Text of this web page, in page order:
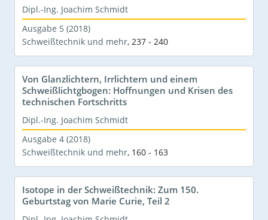
Dipl.-Ing. Joachim Schmidt
Ausgabe 5 (2018)
Schweißtechnik und mehr, 237 - 240
Von Glanzlichtern, Irrlichtern und einem
Schweißlichtgbogen: Hoffnungen und Krisen des
technischen Fortschritts
Dipl.-Ing. Joachim Schmidt
Ausgabe 4 (2018)
Schweißtechnik und mehr, 160 - 163
Isotope in der Schweißtechnik: Zum 150.
Geburtstag von Marie Curie, Teil 2